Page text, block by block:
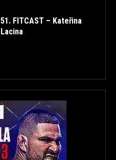
51. FITCAST – Kateřina
Lacina